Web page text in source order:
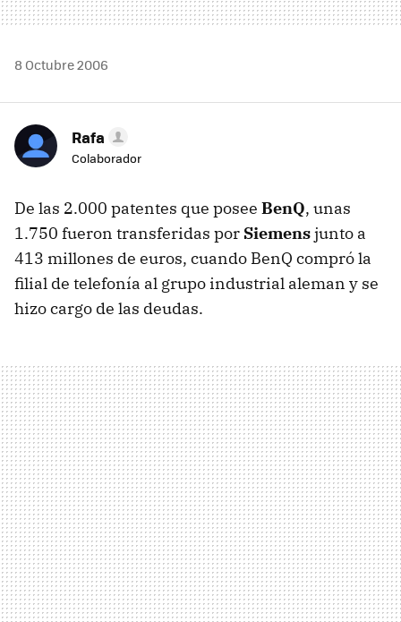
8 Octubre 2006
Rafa
Colaborador
De las 2.000 patentes que posee BenQ, unas
1.750 fueron transferidas por Siemensjunto a
413 millones de euros, cuando BenQ compró la
filial de telefonía al grupo industrial aleman y se
hizo cargo de las deudas.